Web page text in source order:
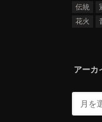
伝統
花火
アーカ